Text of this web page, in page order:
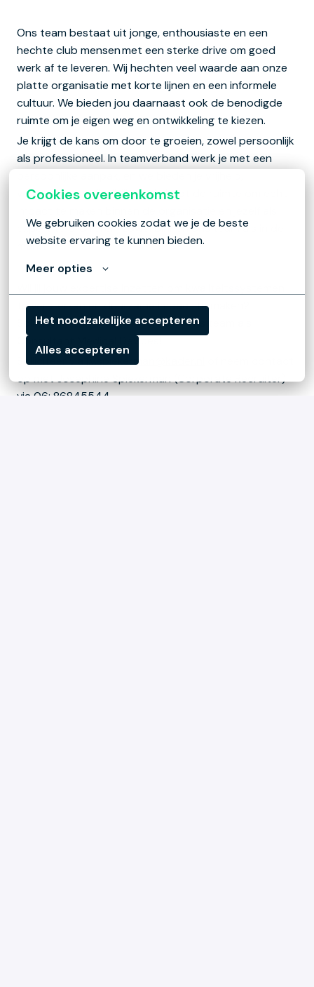
Cookies overeenkomst
We gebruiken cookies zodat we je de beste
website ervaring te kunnen bieden.
Meer opties
Het noodzakelijke accepteren
Alles accepteren
Ons team bestaat uit jonge, enthousiaste en een
hechte club mensen met een sterke drive om goed
werk af te leveren. Wij hechten veel waarde aan onze
platte organisatie met korte lijnen en een informele
cultuur. We bieden jou daarnaast ook de benodigde
ruimte om je eigen weg en ontwikkeling te kiezen.
Je krijgt de kans om door te groeien, zowel persoonlijk
als professioneel. In teamverband werk je met een
vertrouwen en flexibiliteit. Je hebt de ruimte om echt
expert te profileren, zowel binnen ons team als in de
markt.
te versterken en duurzame impact te maken?
Solliciteer dan direct en versterk ons team als
Consultant Medical Devices!
Solliciteer via
j.v.spiekerman@kader.nl
op met Josephine Spiekerman (Corporate Recruiter)
via 06: 86845544.